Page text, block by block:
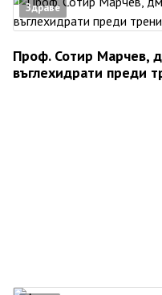
Здраве
Проф. Сотир Марчев,
въглехидрати преди